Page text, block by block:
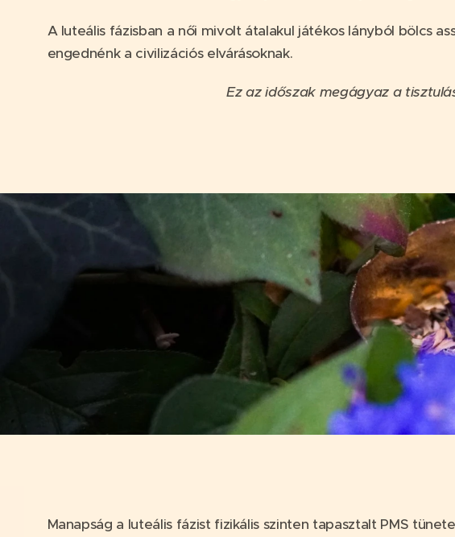
A luteális fázisban a női mivolt átalakul játékos lányból bölcs
engednénk a civilizációs elvárásoknak.
Ez az időszak megágyaz a
Manapság a luteális fázist fizikális szinten tapasztalt PMS